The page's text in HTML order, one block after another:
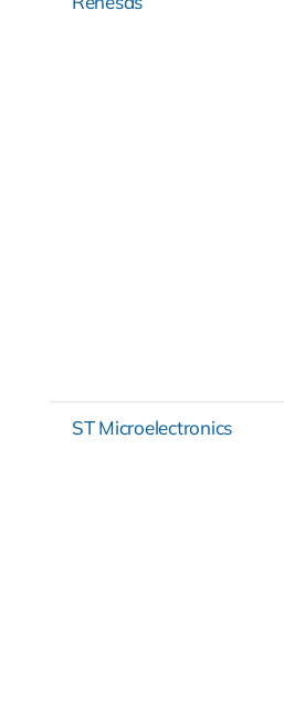
ST Microelectronics